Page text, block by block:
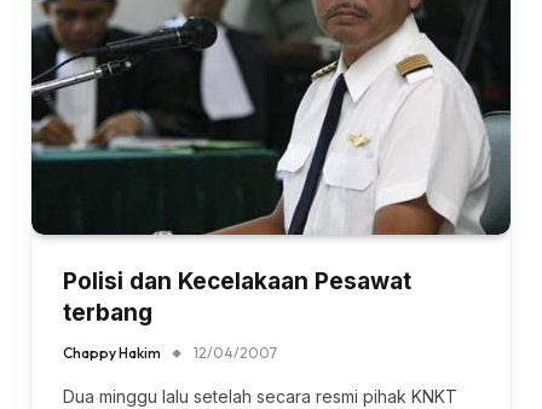
Polisi dan Kecelakaan Pesawat
terbang
Chappy Hakim 12/04/2007
Dua minggu lalu setelah secara resmi pihak KNKT